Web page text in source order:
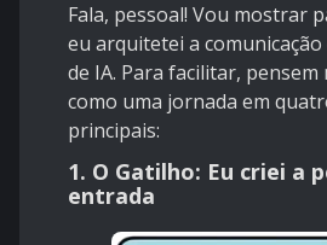
Fala, pessoal! Vou mostrar
eu arquitetei a comunicação
de IA. Para facilitar,
como uma jornada em
principais:
1. O Gatilho: Eu criei a
entrada